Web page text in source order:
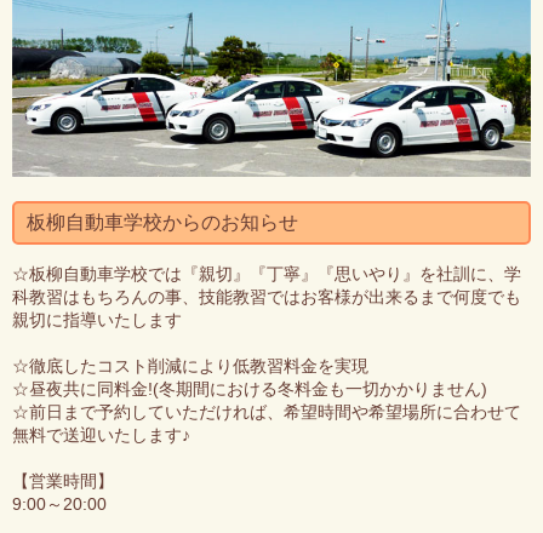
板柳自動車学校からのお知らせ
☆板柳自動車学校では『親切』『丁寧』『思いやり』を社訓に、学
科教習はもちろんの事、技能教習ではお客様が出来るまで何度でも
親切に指導いたします
☆徹底したコスト削減により低教習料金を実現
☆昼夜共に同料金!(冬期間における冬料金も一切かかりません)
☆前日まで予約していただければ、希望時間や希望場所に合わせて
無料で送迎いたします♪
【営業時間】
9:00～20:00